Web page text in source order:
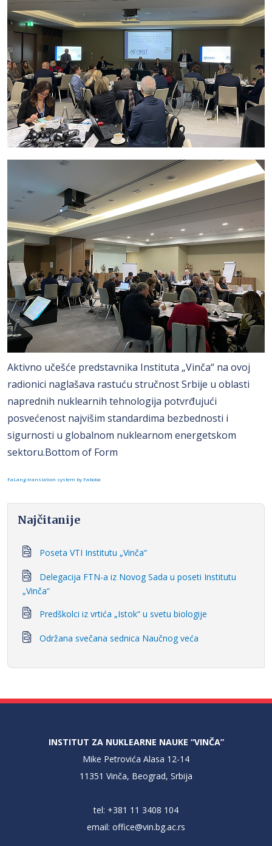
Aktivno učešće predstavnika Instituta „Vinča“ na ovoj
radionici naglašava rastuću stručnost Srbije u oblasti
naprednih nuklearnih tehnologija potvrđujući
posvećenost najvišim standardima bezbednosti i
sigurnosti u globalnom nuklearnom energetskom
sektoru.Bottom of Form
FaLang translation system by Faboba
Najčitanije
Poseta VTI Institutu „Vinča“
Delegacija FTN-a iz Novog Sada u poseti Institutu
„Vinča“
Predškolci iz vrtića „Istok“ u svetu biologije
Održana svečana sednica Naučnog veća
INSTITUT ZA NUKLEARNE NAUKE “VINČA”
Mike Petrovića Alasa 12-14
11351 Vinča, Beograd, Srbija
tel: +381 11 3408 104
email: office@vin.bg.ac.rs